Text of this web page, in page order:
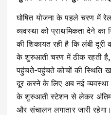
घोषित योजना के पहले चरण में
व्यवस्था को प्राथमिकता देने का
की शिकायत रही है कि लंबी दूरी
के शुरुआती चरण में ठीक रहती
पहुंचते-पहुंचते कोचों की स्थिति
दूर करने के लिए अब नई व्यवस्था
के शुरुआती स्टेशन से लेकर अंतिम
और संचालन लगातार जारी